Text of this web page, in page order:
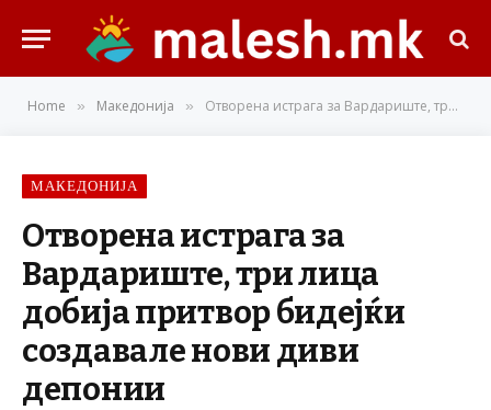
Home » Македонија » Отворена истрага за Вардариште, три лица добија притвор бидејќи создавале нови диви депонии
МАКЕДОНИЈА
Отворена истрага за
Вардариште, три лица
добија притвор бидејќи
создавале нови диви
депонии